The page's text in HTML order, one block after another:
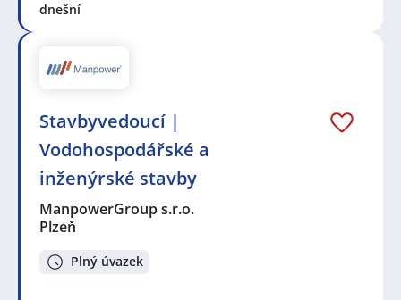
dnešní
Stavbyvedoucí |
Vodohospodářské a
inženýrské stavby
ManpowerGroup s.r.o.
Plzeň
Plný úvazek